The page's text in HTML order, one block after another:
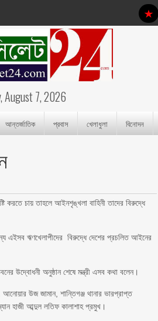
August 7, 2026
আন্তর্জাতিক প্রবাস খেলাধুলা বিনোদন
করতে চায় তাহলে আইনশৃঙ্খলা বাহিনী তাদের বিরুদ্ধে
এইসব ঋণখেলাপীদের বিরুদ্ধে দেশের প্রচলিত আইনের
উদ্বোধনী অনুষ্ঠান শেষে মন্ত্রী এসব কথা বলেন।
আনোয়ার উজ জামান, শান্তিগঞ্জ থানার ভারপ্রাপ্ত
হাজী আব্দুল লতিফ কালাশাহ প্রমুখ।